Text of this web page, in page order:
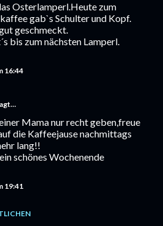
Osterlamperl.Heute zum
gab`s Schulter und Kopf.
geschmeckt.
bis zum nächsten Lamperl.
16:44
Mama nur recht geben,freue
die Kaffeejause nachmittags
lang!!
schönes Wochenende
19:41